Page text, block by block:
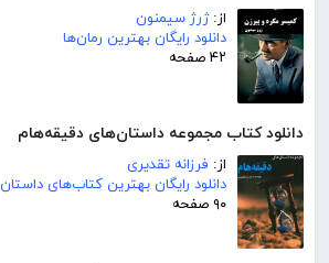
از:ژرژ سیمنون
دانلود رایگان بهترین رمان‌ها
۴۲ صفحه
دانلود کتاب مجموعه داستان‌های دقیقه‌هام
از: فرزانه تقدیری
دانلود رایگان بهترین کتاب‌های داستان
۹۰ صفحه